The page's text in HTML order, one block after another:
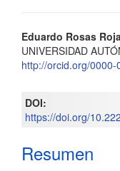
Contenido
principal
artículo
Eduardo Rosas
UNIVERSIDAD
http://orcid.org/
DOI:
https://doi.org/
Resumen